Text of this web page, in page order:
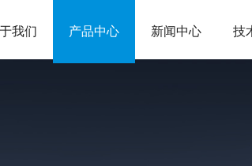
我们 产品中心 新闻中心 技